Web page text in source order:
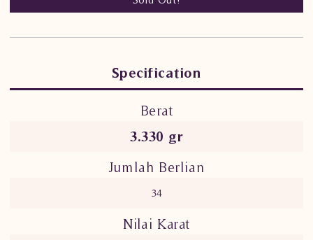
Specification
Berat
3.330 gr
Jumlah Berlian
34
Nilai Karat